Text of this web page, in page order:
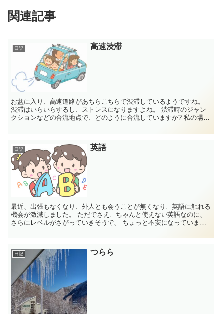
関連記事
日記 高速渋滞
お盆に入り、高速道路があちらこちらで渋滞しているようですね。
渋滞はいらいらするし、ストレスになりますよね。 渋滞時のジャン
クションなどの合流地点で、どのように合流していますか? 私の場
日記 英語
最近、出張もなくなり、外人とも会うことが無くなり、英語に触れる
機会が激減しました。 ただでさえ、ちゃんと使えない英語なのに、
さらにレベルがさがっていきそうで、 ちょっと不安になっていま
日記 つらら